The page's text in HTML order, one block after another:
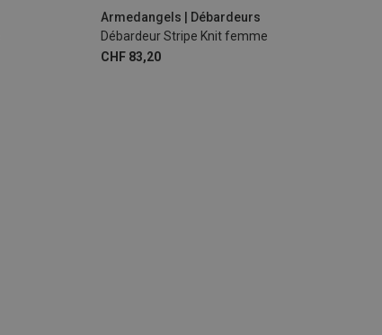
Armedangels | Débardeurs
Débardeur Stripe Knit femme
CHF 83,20